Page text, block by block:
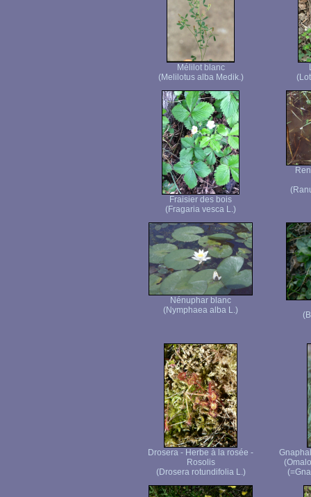
Mélilot blanc
(Melilotus alba Medik.)
Fraisier des bois
(Fragaria vesca L.)
Nénuphar blanc
(Nymphaea alba L.)
Drosera - Herbe à la rosée -
Rosolis
(Drosera rotundifolia L.)